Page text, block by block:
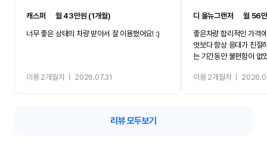
캐스퍼
월 43만원 (1개월)
너무 좋은 상태의 차량 받아서 잘 이용했어요! :)
이용 2개월차ㅣ 2026.07.31
디 올뉴그랜저 ㅣ월 56
좋은차량 합리적인 가격
엇보다 항상 응대가 친절
는 기간동안 불편함이 없
카 렌트 고민없이 강추합
이용 2개월차ㅣ
리뷰 모두보기